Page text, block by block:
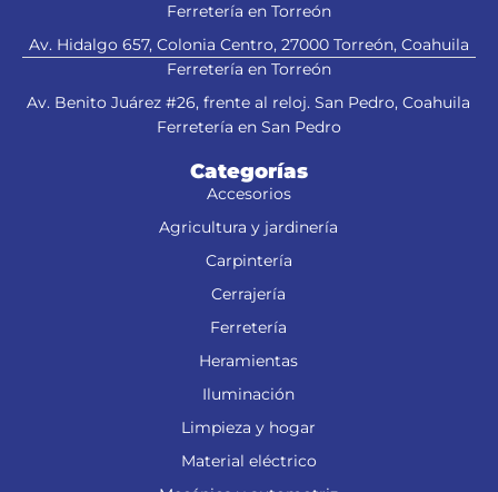
Ferretería en Torreón
Av. Hidalgo 657, Colonia Centro, 27000 Torreón, Coahuila
Ferretería en Torreón
Av. Benito Juárez #26, frente al reloj. San Pedro, Coahuila
Ferretería en San Pedro
Categorías
Accesorios
Agricultura y jardinería
Carpintería
Cerrajería
Ferretería
Heramientas
Iluminación
Limpieza y hogar
Material eléctrico